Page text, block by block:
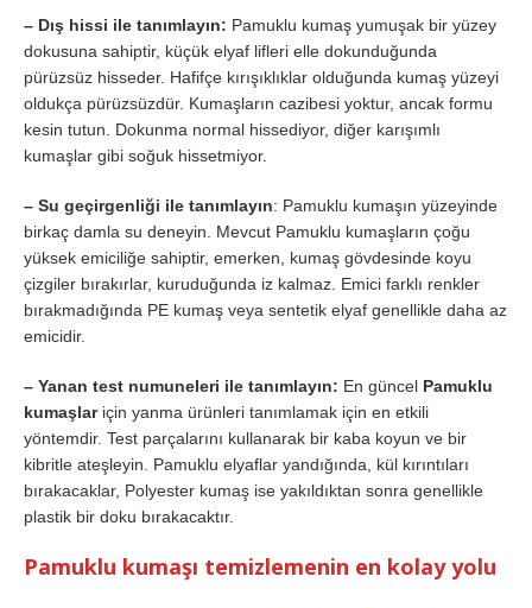
– Dış hissi ile tanımlayın: Pamuklu kumaş yumuşak bir yüzey
dokusuna sahiptir, küçük elyaf lifleri elle dokunduğunda
pürüzsüz hisseder. Hafifçe kırışıklıklar olduğunda kumaş yüzeyi
oldukça pürüzsüzdür. Kumaşların cazibesi yoktur, ancak formu
kesin tutun. Dokunma normal hissediyor, diğer karışımlı
kumaşlar gibi soğuk hissetmiyor.
– Su geçirgenliği ile tanımlayın: Pamuklu kumaşın yüzeyinde
birkaç damla su deneyin. Mevcut Pamuklu kumaşların çoğu
yüksek emiciliğe sahiptir, emerken, kumaş gövdesinde koyu
çizgiler bırakırlar, kuruduğunda iz kalmaz. Emici farklı renkler
bırakmadığında PE kumaş veya sentetik elyaf genellikle daha az
emicidir.
– Yanan test numuneleri ile tanımlayın: En güncel Pamuklu
kumaşlariçin yanma ürünleri tanımlamak için en etkili
yöntemdir. Test parçalarını kullanarak bir kaba koyun ve bir
kibritle ateşleyin. Pamuklu elyaflar yandığında, kül kırıntıları
bırakacaklar, Polyester kumaş ise yakıldıktan sonra genellikle
plastik bir doku bırakacaktır.
Pamuklu kumaşı temizlemenin en kolay yolu